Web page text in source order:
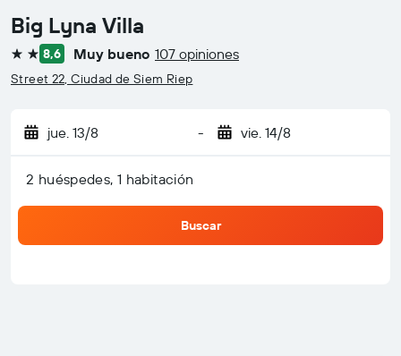
Big Lyna Villa
2 estrellas
8,6 Muy bueno 107 opiniones
Street 22, Ciudad de Siem Riep
jue. 13/8 - vie. 14/8
2 huéspedes, 1 habitación
Buscar